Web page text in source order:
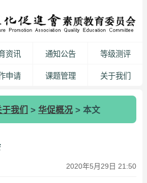
资讯 通知公告 等级测评
申请 课题管理 关于我们
我们 > 华促概况> 本文
2020年5月29日 21:50